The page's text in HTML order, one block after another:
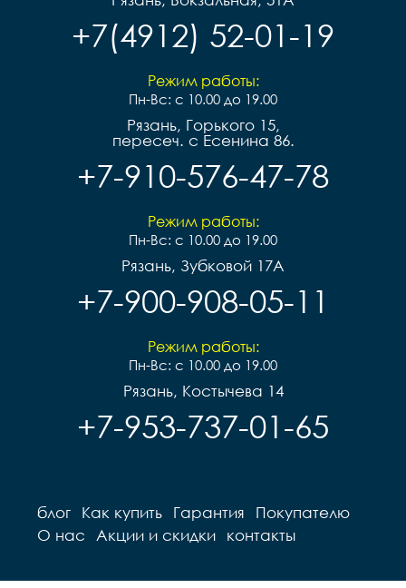
+7(4912) 52-01-19
Режим работы:
Пн-Вс: с 10.00 до 19.00
Рязань, Горького 15,
пересеч. с Есенина 86.
+7-910-576-47-78
Режим работы:
Пн-Вс: с 10.00 до 19.00
Рязань, Зубковой 17А
+7-900-908-05-11
Режим работы:
Пн-Вс: с 10.00 до 19.00
Рязань, Костычева 14
+7-953-737-01-65
блог Как купить Гарантия
Покупателю
О нас
Акции и скидки контакты